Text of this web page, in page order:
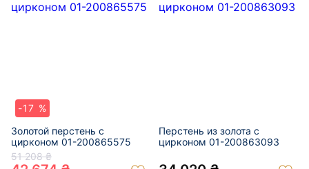
-17 %
Золотой перстень с
цирконом 01-200865575
51 208 ₴
Перстень из золота с
цирконом 01-200863093